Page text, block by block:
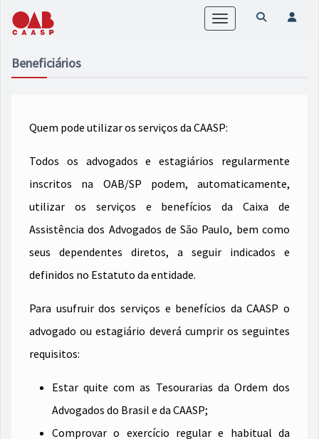
Toggle
navigation
Beneficiários
Quem pode utilizar os serviços da CAASP:
Todos os advogados e estagiários regularmente
inscritos na OAB/SP podem, automaticamente,
utilizar os serviços e benefícios da Caixa de
Assistência dos Advogados de São Paulo, bem como
seus dependentes diretos, a seguir indicados e
definidos no Estatuto da entidade.
Para usufruir dos serviços e benefícios da CAASP o
advogado ou estagiário deverá cumprir os seguintes
requisitos:
Estar quite com as Tesourarias da Ordem dos
Advogados do Brasil e da CAASP;
Comprovar o exercício regular e habitual da